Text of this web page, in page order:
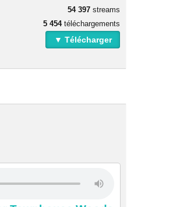
54 397 streams
5 454téléchargements
▼ Télécharger